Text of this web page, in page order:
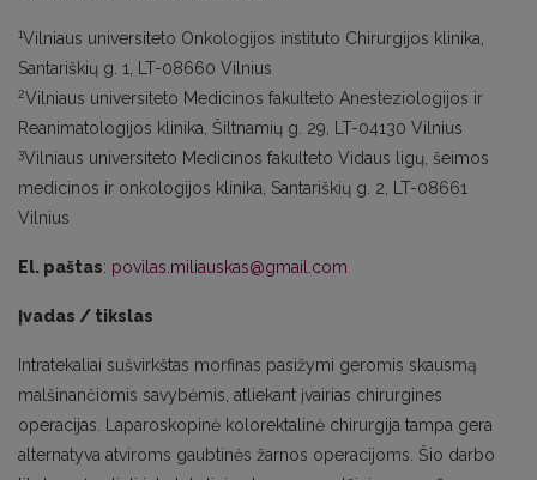
1Vilniaus universiteto Onkologijos instituto Chirurgijos klinika,
Santariškių g. 1, LT-08660 Vilnius
2Vilniaus universiteto Medicinos fakulteto Anesteziologijos ir
Reanimatologijos klinika, Šiltnamių g. 29, LT-04130 Vilnius
3Vilniaus universiteto Medicinos fakulteto Vidaus ligų, šeimos
medicinos ir onkologijos klinika, Santariškių g. 2, LT-08661
Vilnius
El. paštas: povilas.miliauskas@gmail.com
Įvadas / tikslas
Intratekaliai sušvirkštas morfinas pasižymi geromis skausmą
malšinančiomis savybėmis, atliekant įvairias chirurgines
operacijas. Laparoskopinė kolorektalinė chirurgija tampa gera
alternatyva atviroms gaubtinės žarnos operacijoms. Šio darbo